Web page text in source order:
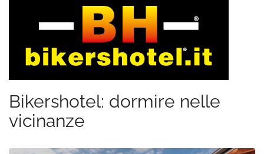
Bikershotel: dormire nelle
vicinanze